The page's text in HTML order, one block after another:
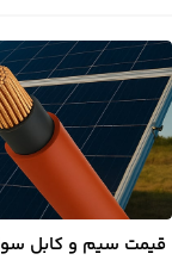
قیمت سیم و کابل